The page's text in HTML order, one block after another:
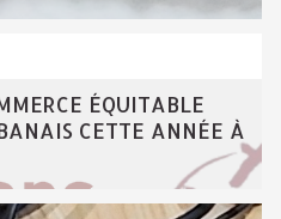
ÉQUITABLE
CETTE ANNÉE À